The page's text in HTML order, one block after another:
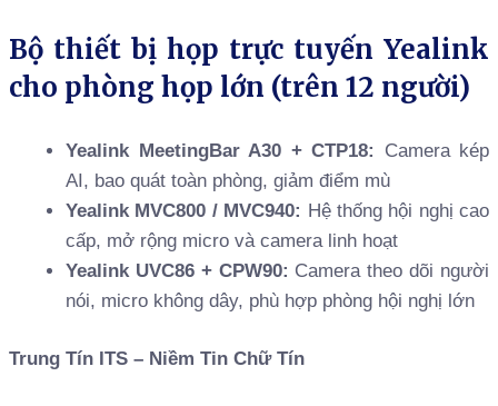
Bộ thiết bị họp trực tuyến Yealink
cho phòng họp lớn (trên 12 người)
Yealink MeetingBar A30 + CTP18:
Camera kép
AI, bao quát toàn phòng, giảm điểm mù
Yealink MVC800 / MVC940: Hệ thống hội nghị cao
cấp, mở rộng micro và camera linh hoạt
Yealink UVC86 + CPW90: Camera theo dõi người
nói, micro không dây, phù hợp phòng hội nghị lớn
Trung Tín ITS – Niềm Tin Chữ Tín